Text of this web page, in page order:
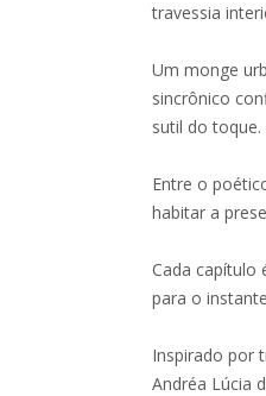
travessia
Um monge
sincrônico
sutil do toque.
Entre o
habitar a
Cada capítulo
para o
Inspirado por
Andréa Lúcia